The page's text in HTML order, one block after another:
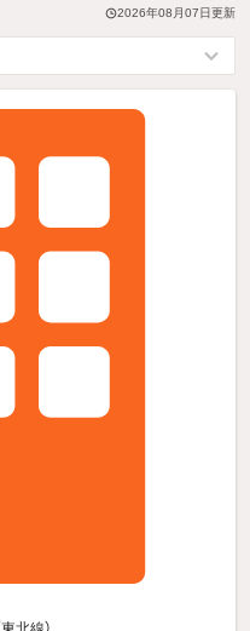
2026年08月07日更新